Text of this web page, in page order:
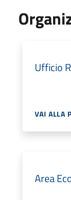
Ufficio
VAI ALLA
Area